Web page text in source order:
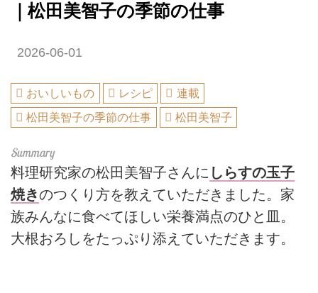
｜松田美智子の季節の仕事
2026-06-01
おいしいもの レシピ
連載
松田美智子の季節の仕事
松田美智子
料理研究家の松田美智子さんに しらすの玉子
焼きのつくり方を教えていただきました。家
族みんなに食べてほしい栄養満点のひと皿。
大根おろしをたっぷり添えていただきます。